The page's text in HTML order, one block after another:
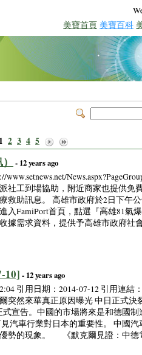
美寶首頁 美寶百科
1 2 3 4 5
- 12 years ago
社工到場協助，附近商家也提供免
助訊息。 高雄市政府於2日下午
入FamiPort首頁，點選『高雄81氣
據需求資料，提供予高雄市政府社
10] - 12 years ago
引用日期：2014-07-12 引用連結：
爾突然來華真正原因曝光 中日正式
告。中國的市場將來是和德國制
汽車行業對日本的重要性。 中國
勢的現象。 《默克爾見證：中德